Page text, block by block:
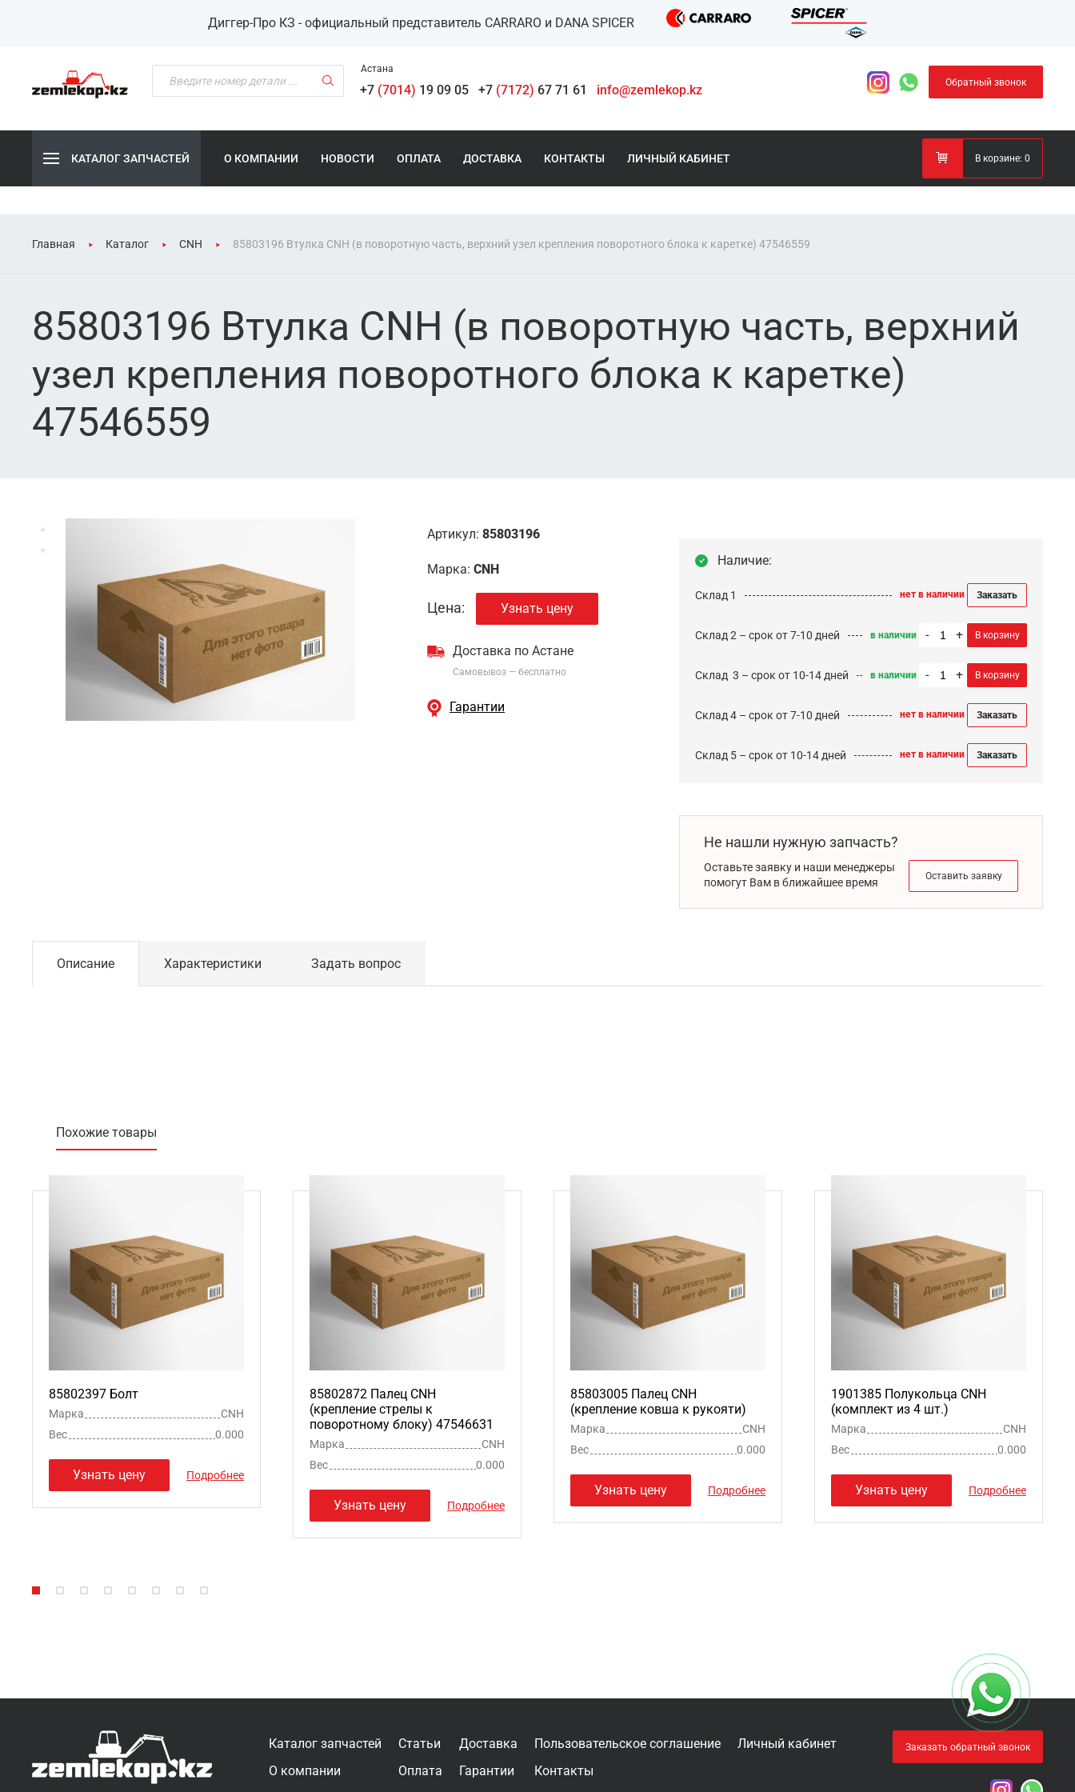
Диггер-Про КЗ - официальный представитель CARRARO и DANA SPICER
Астана
+7 (7014) 19 09 05 +7 (7172) 67 71 61 info@zemlekop.kz Обратный звонок
КАТАЛОГ ЗАПЧАСТЕЙ О КОМПАНИИ НОВОСТИ ОПЛАТА ДОСТАВКА КОНТАКТЫ ЛИЧНЫЙ КАБИНЕТ В корзине: 0
Главная Каталог CNH 85803196 Втулка CNH (в поворотную часть, верхний узел крепления поворотного блока к каретке) 47546559
85803196 Втулка CNH (в поворотную часть, верхний
узел крепления поворотного блока к каретке)
47546559
Артикул: 85803196
Марка: CNH
Цена: Узнать цену
Доставка по Астане
Самовывоз — бесплатно
Гарантии
Наличие:
Склад 1 нет в наличии Заказать
Склад 2 – срок от 7-10 дней в наличии - + В корзину
Cклад 3 – срок от 10-14 дней в наличии - + В корзину
Склад 4 – срок от 7-10 дней нет в наличии Заказать
Склад 5 – срок от 10-14 дней нет в наличии Заказать
Не нашли нужную запчасть?
Оставьте заявку и наши менеджеры
помогут Вам в ближайшее время
Оставить заявку
Описание Характеристики Задать вопрос
Похожие товары
85802397 Болт
Марка
CNH
Вес
0.000
Узнать цену Подробнее
85802872 Палец CNH
(крепление стрелы к
поворотному блоку) 47546631
Марка
CNH
Вес
0.000
Узнать цену Подробнее
85803005 Палец CNH
(крепление ковша к рукояти)
Марка
CNH
Вес
0.000
Узнать цену Подробнее
1901385 Полукольца CNH
(комплект из 4 шт.)
Марка
CNH
Вес
0.000
Узнать цену Подробнее
Каталог запчастей
О компании
Статьи
Оплата
Доставка
Гарантии
Пользовательское соглашение
Контакты
Личный кабинет Заказать обратный звонок